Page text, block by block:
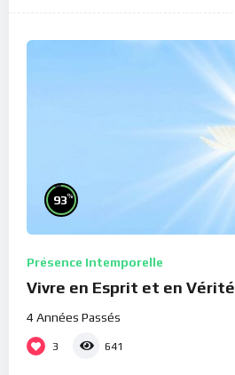
93%
Présence Intemporelle
Vivre en Esprit et en Vérité
4 Années Passés
3 641